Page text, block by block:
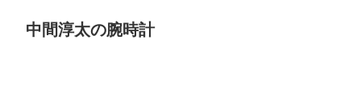
中間淳太の腕時計